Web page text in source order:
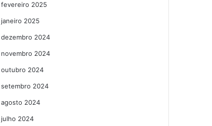
fevereiro 2025
janeiro 2025
dezembro 2024
novembro 2024
outubro 2024
setembro 2024
agosto 2024
julho 2024